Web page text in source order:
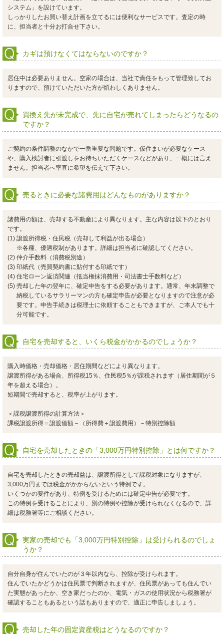
システム」を設けています。
しっかりしたお買い替え計画を立てるには便利なサービスです。査定の時
に、担当者と十分お打合せ下さい。
カギは預けなくてはならないのですか？
居住中は必要ありません。空家の場合は、当社で責任をもって管理致してお
りますので、預けていただいた方が煩わしくありません。
買換え先が未完成で、先に自宅が売れてしまったらどうなるの
ですか？
ご契約の条件調整のなかで一番重要な問題です。仮住まいが必要なケース
や、購入検討者に引渡しをお待ちいただくケースなどがあり、一概には言え
ません。担当者へ率直に希望を伝えて下さい。
売るときに必要な諸費用はどんなものがありますか？
諸費用の額は、売却する不動産により異なります。主な内容は以下のとおり
です。
(1) 譲渡所得税・住民税（売却して利益が出る場合）
※各種、優遇税制があります。詳細は担当者に確認してください。
(2) 仲介手数料（消費税別途）
(3) 印紙代（売買契約書に貼付する印紙です）
(4) 住宅ローン返済関連（抵当権抹消費用・司法書士手数料など）
(5) 売却した年の翌年に、確定申告をする必要があります。通常、年末調整で
納税しているサラリーマンの方も確定申告が必要となりますので注意が必
要です。申告手続きは税理士に依頼することもできますが、ご本人でも十
分可能です。
自宅を売却すると、いくら税金がかかるのでしょうか？
購入時価格・売却価格・居住期間などにより異なります。
譲渡所得がある場合、所得税15％、住民税5％が課税されます（居住期間が５
年を超える場合）。
短期間で売却すると、税率が上がります。
＜課税譲渡所得の計算方法＞
課税譲渡所得＝譲渡価額－（所得費＋譲渡費用）－特別控除額
自宅を売却したときの「3,000万円特別控除」とは何ですか？
自宅を売却したときの売却益は、譲渡所得として課税対象になりますが、
3,000万円までは税金がかからないという特例です。
いくつかの要件があり、特例を受けるためには確定申告が必要です。
この特例を受けることにより、別の特例や控除が受けられなくなるので、詳
細は税務署等にご相談ください。
実家の売却でも「3,000万円特別控除」は受けられるのでしょ
うか？
自分自身が住んでいたのが３年以内なら、控除が受けられます。
住んでいたかどうかは住民票で判断されますが、住民票があっても住んでい
た実態があったか、空き家だったのか、電気・ガスの使用状況から税務署が
確認することもあるという話もありますので、適正に申告しましょう。
売却した年の固定資産税はどうなるのですか？